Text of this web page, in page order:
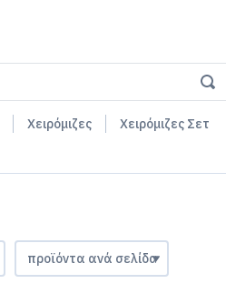
Χειρόμιζες
Χειρόμιζες Σετ